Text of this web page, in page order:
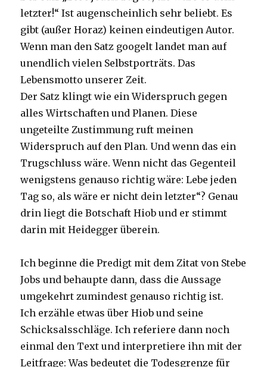
letzter!“ Ist augenscheinlich sehr beliebt. Es
gibt (außer Horaz) keinen eindeutigen Autor.
Wenn man den Satz googelt landet man auf
unendlich vielen Selbstporträts. Das
Lebensmotto unserer Zeit.
Der Satz klingt wie ein Widerspruch gegen
alles Wirtschaften und Planen. Diese
ungeteilte Zustimmung ruft meinen
Widerspruch auf den Plan. Und wenn das ein
Trugschluss wäre. Wenn nicht das Gegenteil
wenigstens genauso richtig wäre: Lebe jeden
Tag so, als wäre er nicht dein letzter“? Genau
drin liegt die Botschaft Hiob und er stimmt
darin mit Heidegger überein.
Ich beginne die Predigt mit dem Zitat von Stebe
Jobs und behaupte dann, dass die Aussage
umgekehrt zumindest genauso richtig ist.
Ich erzähle etwas über Hiob und seine
Schicksalsschläge. Ich referiere dann noch
einmal den Text und interpretiere ihn mit der
Leitfrage: Was bedeutet die Todesgrenze für